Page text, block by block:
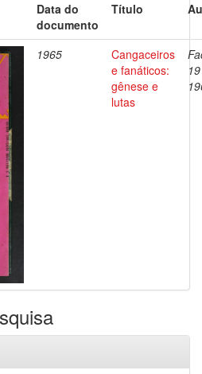
Data do
documento
Título
1965
Cangaceiros
e fanáticos:
gênese e
lutas